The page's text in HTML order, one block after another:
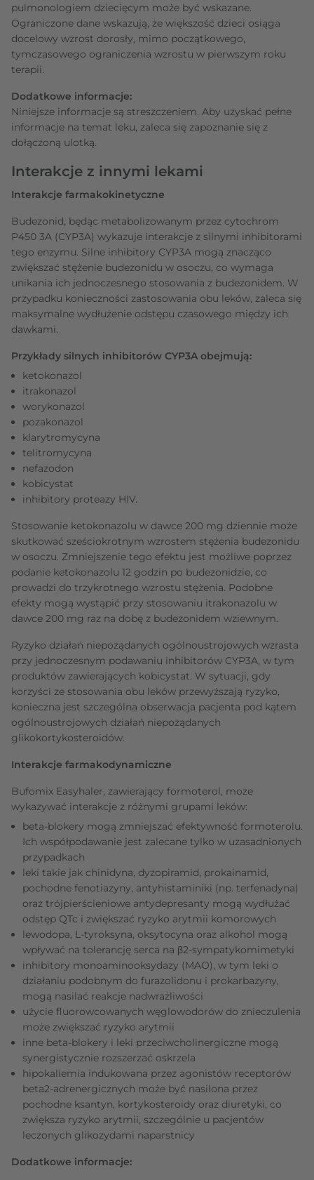
pulmonologiem dziecięcym może być wskazane.
Ograniczone dane wskazują, że większość dzieci osiąga
docelowy wzrost dorosły, mimo początkowego,
tymczasowego ograniczenia wzrostu w pierwszym roku
terapii.
Dodatkowe informacje:
Niniejsze informacje są streszczeniem. Aby uzyskać pełne
informacje na temat leku, zaleca się zapoznanie się z
dołączoną ulotką.
Interakcje z innymi lekami
Interakcje farmakokinetyczne
Budezonid, będąc metabolizowanym przez cytochrom
P450 3A (CYP3A) wykazuje interakcje z silnymi inhibitorami
tego enzymu. Silne inhibitory CYP3A mogą znacząco
zwiększać stężenie budezonidu w osoczu, co wymaga
unikania ich jednoczesnego stosowania z budezonidem. W
przypadku konieczności zastosowania obu leków, zaleca się
maksymalne wydłużenie odstępu czasowego między ich
dawkami.
Przykłady silnych inhibitorów CYP3A obejmują:
ketokonazol
itrakonazol
worykonazol
pozakonazol
klarytromycyna
telitromycyna
nefazodon
kobicystat
inhibitory proteazy HIV.
Stosowanie ketokonazolu w dawce 200 mg dziennie może
skutkować sześciokrotnym wzrostem stężenia budezonidu
w osoczu. Zmniejszenie tego efektu jest możliwe poprzez
podanie ketokonazolu 12 godzin po budezonidzie, co
prowadzi do trzykrotnego wzrostu stężenia. Podobne
efekty mogą wystąpić przy stosowaniu itrakonazolu w
dawce 200 mg raz na dobę z budezonidem wziewnym.
Ryzyko działań niepożądanych ogólnoustrojowych wzrasta
przy jednoczesnym podawaniu inhibitorów CYP3A, w tym
produktów zawierających kobicystat. W sytuacji, gdy
korzyści ze stosowania obu leków przewyższają ryzyko,
konieczna jest szczególna obserwacja pacjenta pod kątem
ogólnoustrojowych działań niepożądanych
glikokortykosteroidów.
Interakcje farmakodynamiczne
Bufomix Easyhaler, zawierający formoterol, może
wykazywać interakcje z różnymi grupami leków:
beta-blokery mogą zmniejszać efektywność formoterolu.
Ich współpodawanie jest zalecane tylko w uzasadnionych
przypadkach
leki takie jak chinidyna, dyzopiramid, prokainamid,
pochodne fenotiazyny, antyhistaminiki (np. terfenadyna)
oraz trójpierścieniowe antydepresanty mogą wydłużać
odstęp QTc i zwiększać ryzyko arytmii komorowych
lewodopa, L-tyroksyna, oksytocyna oraz alkohol mogą
wpływać na tolerancję serca na β2-sympatykomimetyki
inhibitory monoaminooksydazy (MAO), w tym leki o
działaniu podobnym do furazolidonu i prokarbazyny,
mogą nasilać reakcje nadwrażliwości
użycie fluorowcowanych węglowodorów do znieczulenia
może zwiększać ryzyko arytmii
inne beta-blokery i leki przeciwcholinergiczne mogą
synergistycznie rozszerzać oskrzela
hipokaliemia indukowana przez agonistów receptorów
beta2-adrenergicznych może być nasilona przez
pochodne ksantyn, kortykosteroidy oraz diuretyki, co
zwiększa ryzyko arytmii, szczególnie u pacjentów
leczonych glikozydami naparstnicy
Dodatkowe informacje: